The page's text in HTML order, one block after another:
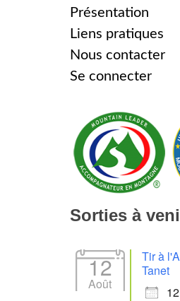
Présentation
Liens pratiques
Nous contacter
Se connecter
Sorties à
12
Août
Tir à
Tanet